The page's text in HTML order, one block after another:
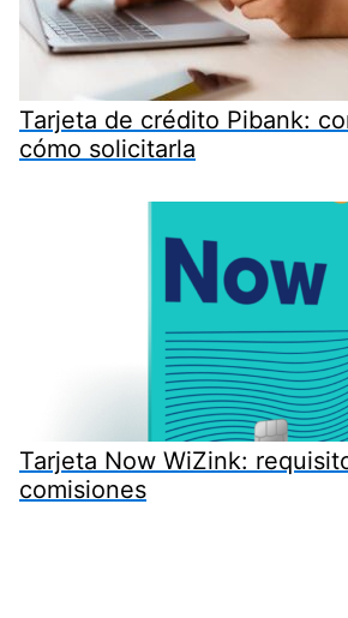
Tarjeta de crédito Pibank:
cómo solicitarla
Tarjeta Now WiZink:
comisiones